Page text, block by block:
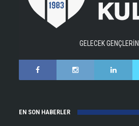
GELECEK
EN SON HABERLER